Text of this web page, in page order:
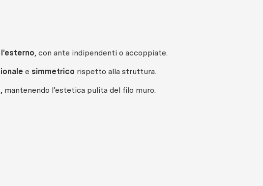
, con ante indipendenti o accoppiate.
e simmetrico rispetto alla struttura.
, mantenendo l’estetica pulita del filo muro.